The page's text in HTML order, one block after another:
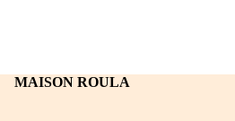
MAISON ROULA